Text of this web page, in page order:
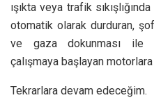
ışıkta veya trafik
otomatik olarak durduran,
ve gaza dokunması ile
çalışmaya başlayan
Tekrarlara devam edeceğim.